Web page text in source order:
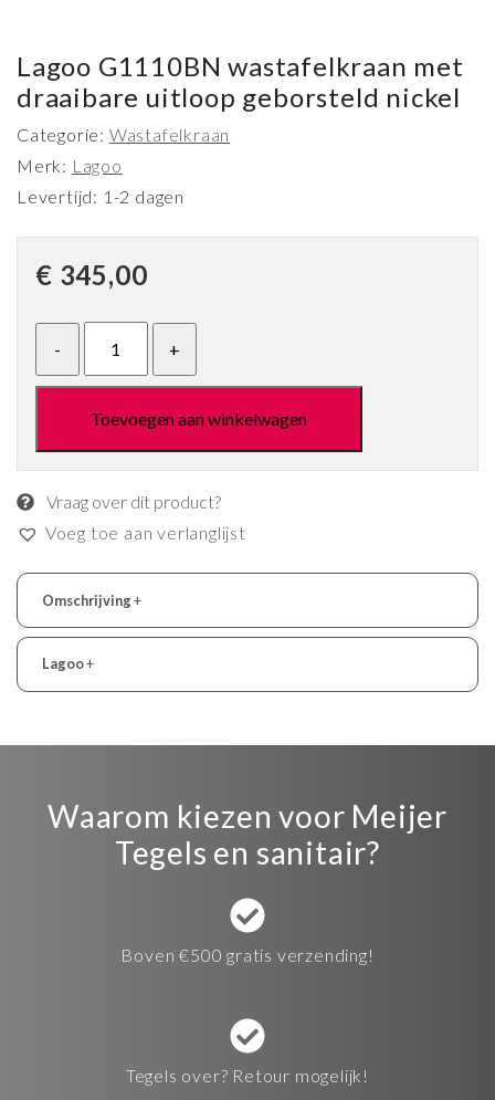
Lagoo G1110BN wastafelkraan met
draaibare uitloop geborsteld nickel
Categorie: Wastafelkraan
Merk: Lagoo
Levertijd: 1-2 dagen
€ 345,00
Toevoegen aan winkelwagen
Vraag over dit product?
Voeg toe aan verlanglijst
Omschrijving+
Lagoo+
Waarom kiezen voor Meijer
Tegels en sanitair?
Boven €500 gratis verzending!
Tegels over? Retour mogelijk!